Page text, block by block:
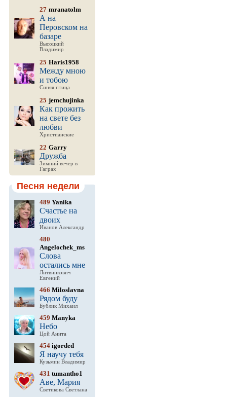
27 mranatolm
А на
Перовском на
базаре
Высоцкий
Владимир
25 Haris1958
Между мною
и тобою
Синяя птица
25 jemchujinka
Как прожить
на свете без
любви
Христианские
22 Garry
Дружба
Зимний вечер в
Гаграх
Песня недели
489 Yanika
Счастье на
двоих
Иванов Александр
480
Angelochek_ms
Слова
остались мне
Литвинкович
Евгений
466 Miloslavna
Рядом буду
Бублик Михаил
459 Manyka
Небо
Цой Анита
454 igorded
Я научу тебя
Кузьмин Владимир
431 tumantho1
Аве, Мария
Светикова Светлана